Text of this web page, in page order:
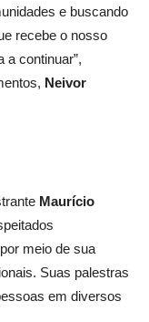
e buscando
recebe o nosso
a continuar”,
Neivor
Maurício
meio de sua
Suas palestras
em diversos